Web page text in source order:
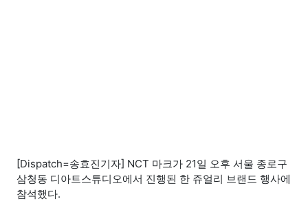
[Dispatch=송효진기자] NCT 마크가 21일 오후 서울 종로구
삼청동 디아트스튜디오에서 진행된 한 쥬얼리 브랜드 행사에
참석했다.